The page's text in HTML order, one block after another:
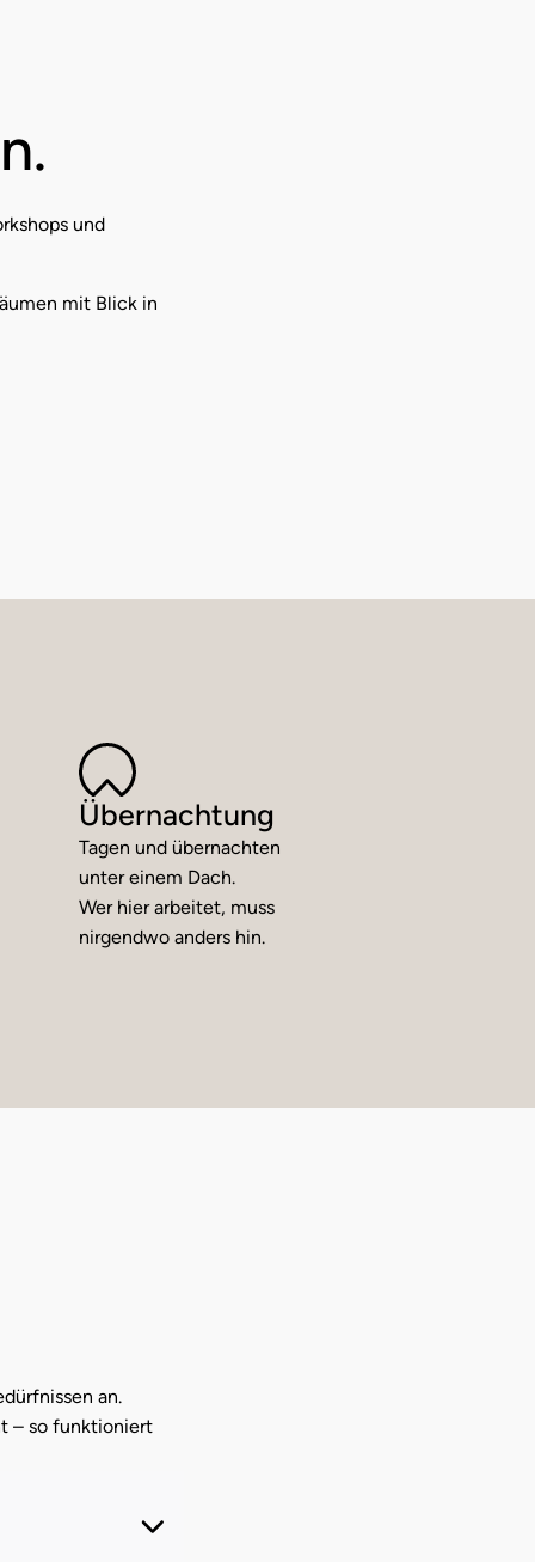
und
mit Blick in
Übernachtung
Tagen und übernachten
unter einem Dach.
Wer hier arbeitet, muss
nirgendwo anders hin.
an.
– so funktioniert